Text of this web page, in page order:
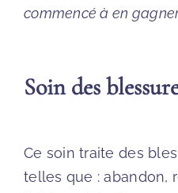
commencé à en
Soin des
Ce soin traite des
telles que : abandon,